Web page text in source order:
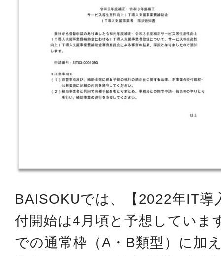
BAISOKUでは、【2022年IT導
付開始は4月頃と予想していま
での通常枠（A・B類型）に加